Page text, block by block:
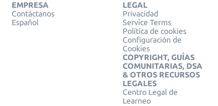
EMPRESA
Contáctanos
Español
LEGAL
Privacidad
Service Terms
Política de cookies
Configuración de
Cookies
COPYRIGHT, GUÍAS
COMUNITARIAS, DSA
& OTROS RECURSOS
LEGALES
Centro Legal de
Learneo